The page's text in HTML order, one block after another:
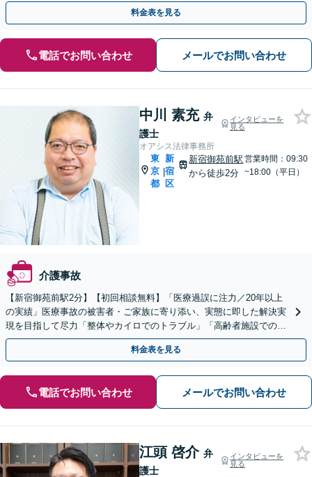
し、解決への糸口を見い出します【四谷三丁目駅5分】
料金表を見る
電話でお問い合わせ メールでお問い合わせ
中川 素充 弁
護士
インタビューを
見る
オアシス法律事務所
東
京
都
|
新
宿
区
新宿御苑前駅
から徒歩2分
営業時間：09:30
~18:00（平日）
介護事故
【新宿御苑前駅2分】【初回相談無料】「医療過誤に注力／20年以上
の実績」医療事故の被害者・ご家族に寄り添い、実態に即した解決実
現を目指して尽力「整体やカイロでのトラブル」「高齢者施設での転
倒事故など介護トラブル」にも対応【休日・夜間相談可】
料金表を見る
電話でお問い合わせ メールでお問い合わせ
江頭 啓介 弁
護士
インタビューを
見る